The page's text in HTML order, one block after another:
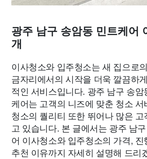
광주 남구 송암동 민트케어
개
이사청소와 입주청소는 새 집으로
금자리에서의 시작을 더욱 깔끔하
적인 서비스입니다. 광주 남구 송암
케어는 고객의 니즈에 맞춘 청소
청소의 퀄리티 또한 뛰어나 많은
고 있습니다. 본 글에서는 광주 남
어 이사청소와 입주청소의 가격, 진
추천 이유까지 자세히 설명해 드리